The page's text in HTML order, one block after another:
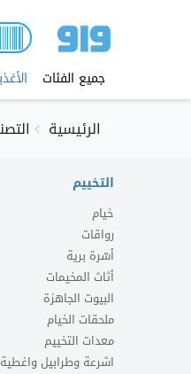
جميع الفئات
الرئيسية
التخييم
خيام
رواقات
أسّرة برية
أثاث المخيمات
البيوت الجاهزة
ملحقات الخيام
معدات التخييم
اشرعة وطرابيل واغطية